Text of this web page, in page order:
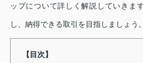
ップについて詳しく解説していきま
し、納得できる取引を目指しましょう。
【目次】